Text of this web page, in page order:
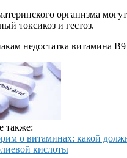
организма
токсикоз и гестоз.
недостатка витамина В9
также:
о витаминах: какой
кислоты